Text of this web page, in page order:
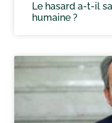
Le hasard a-t-il
humaine ?